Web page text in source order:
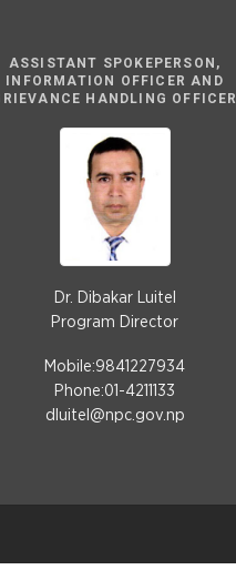
ASSISTANT SPOKEPERSON,
INFORMATION OFFICER AND
HANDLING OFFICER
Dr. Dibakar Luitel
Program Director
Mobile:9841227934
Phone:01-4211133
dluitel@npc.gov.np